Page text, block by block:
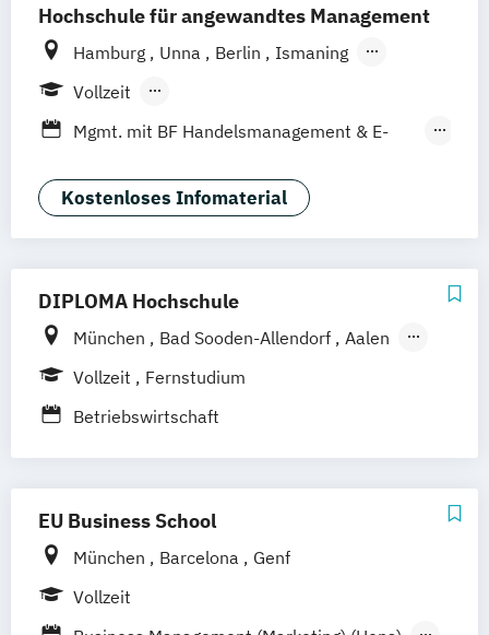
Hochschule für angewandtes Management
Hamburg Unna Berlin
Ismaning
Mannheim
Stuttgart
Vollzeit
Berufsbegleitendes Präsenzstudium
Mgmt. mit BF Handelsmanagement & E-
Social Media Studies Sportmanagement
Kostenloses Infomaterial
DIPLOMA Hochschule
München Bad Sooden-Allendorf
Aalen
Baden-Baden
Berlin
Heilbronn
Kassel
Bochum Kaiserslautern Wiesbaden
Regenstauf Dresden Hoyerswerda
Magdeburg Ostfildern
Schwentinental / Kiel
Stein / Nürnberg
Vollzeit
Fernstudium
Betriebswirtschaft
EU Business School
München Barcelona
Genf
Vollzeit